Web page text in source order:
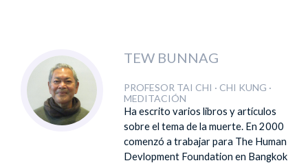
TEW BUNNAG
PROFESOR TAI CHI · CHI KUNG ·
MEDITACIÓN
Ha escrito varios libros y artículos
sobre el tema de la muerte. En 2000
comenzó a trabajar para The Human
Devlopment Foundation en Bangkok